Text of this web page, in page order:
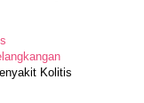
Kolitis